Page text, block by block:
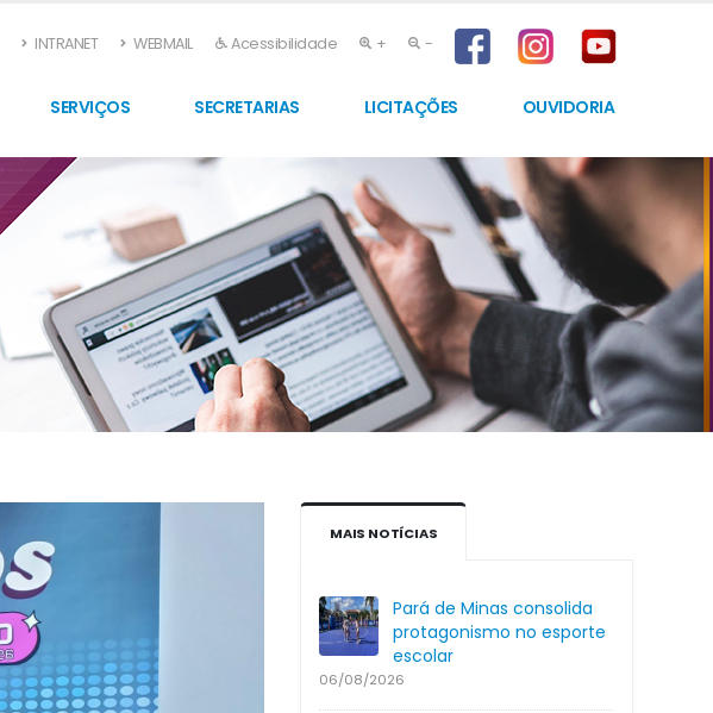
INTRANET WEBMAIL Acessibilidade + -
SERVIÇOS SECRETARIAS LICITAÇÕES OUVIDORIA
MAIS NOTÍCIAS
Pará de Minas consolida
protagonismo no esporte
escolar
06/08/2026